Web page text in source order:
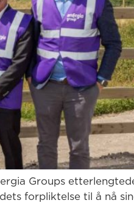
Groups
forpliktelse til å nå